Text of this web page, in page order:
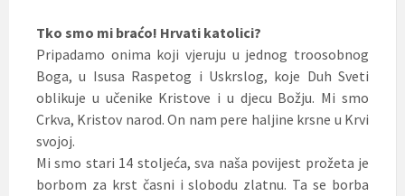
Tko smo mi braćo! Hrvati katolici?
Pripadamo onima koji vjeruju u jednog troosobnog
Boga, u Isusa Raspetog i Uskrslog, koje Duh Sveti
oblikuje u učenike Kristove i u djecu Božju. Mi smo
Crkva, Kristov narod. On nam pere haljine krsne u Krvi
svojoj.
Mi smo stari 14 stoljeća, sva naša povijest prožeta je
borbom za krst časni i slobodu zlatnu. Ta se borba